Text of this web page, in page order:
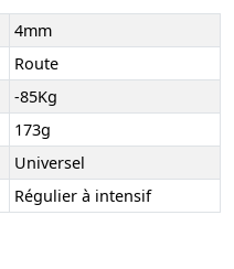
4mm
Route
-85Kg
173g
Universel
Régulier à intensif